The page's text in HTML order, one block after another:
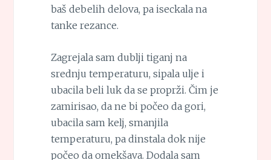
baš debelih delova, pa iseckala na
tanke rezance.
Zagrejala sam dublji tiganj na
srednju temperaturu, sipala ulje i
ubacila beli luk da se proprži. Čim je
zamirisao, da ne bi počeo da gori,
ubacila sam kelj, smanjila
temperaturu, pa dinstala dok nije
počeo da omekšava. Dodala sam